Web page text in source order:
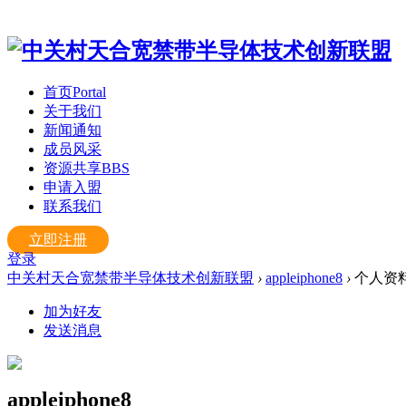
首页Portal
关于我们
新闻通知
成员风采
资源共享BBS
申请入盟
联系我们
立即注册
登录
中关村天合宽禁带半导体技术创新联盟 › appleiphone8 › 个人资
加为好友
发送消息
appleiphone8